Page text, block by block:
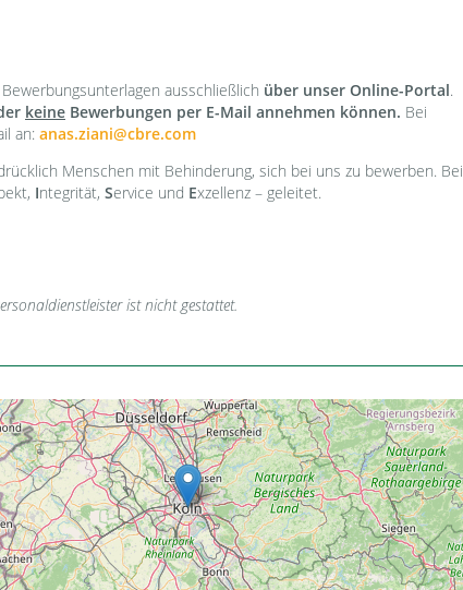
ausschließlich über unser Online-Portal.
keine Bewerbungen per E-Mail annehmen können. Bei
an: anas.ziani@cbre.com
Menschen mit Behinderung, sich bei uns zu bewerben. Bei
Integrität, Service und Exzellenz – geleitet.
ist nicht gestattet.